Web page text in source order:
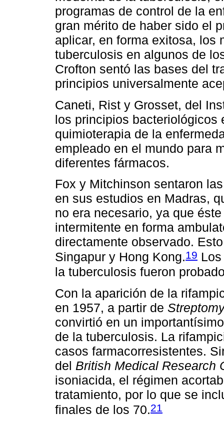
programas de control de la
gran mérito de haber sido el
aplicar, en forma exitosa, los
tuberculosis en algunos de
Crofton sentó las bases del
principios universalmente
Caneti, Rist y Grosset, del
los principios bacteriológicos
quimioterapia de la
empleado en el mundo para
diferentes fármacos.
Fox y Mitchinson sentaron
en sus estudios en Madras,
no era necesario, ya que
intermitente en forma
directamente observado.
Singapur y Hong Kong.19
la tuberculosis fueron
Con la aparición de la
en 1957, a partir de
convirtió en un
de la tuberculosis. La
casos farmacorresistentes.
del British Medical Research
isoniacida, el régimen
tratamiento, por lo que se
finales de los 70.21